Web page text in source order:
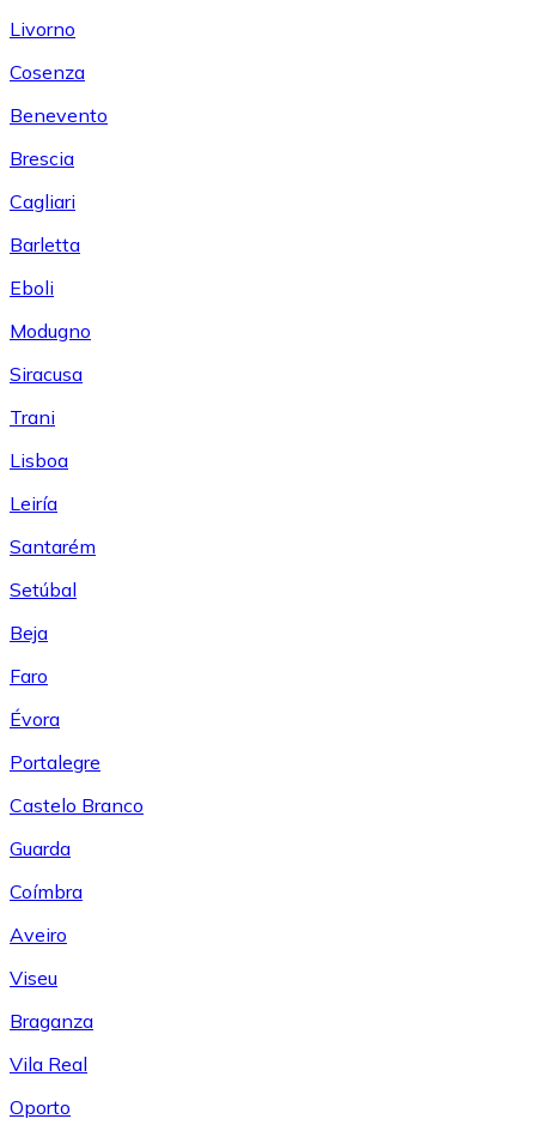
Livorno
Cosenza
Benevento
Brescia
Cagliari
Barletta
Eboli
Modugno
Siracusa
Trani
Lisboa
Leiría
Santarém
Setúbal
Beja
Faro
Évora
Portalegre
Castelo Branco
Guarda
Coímbra
Aveiro
Viseu
Braganza
Vila Real
Oporto